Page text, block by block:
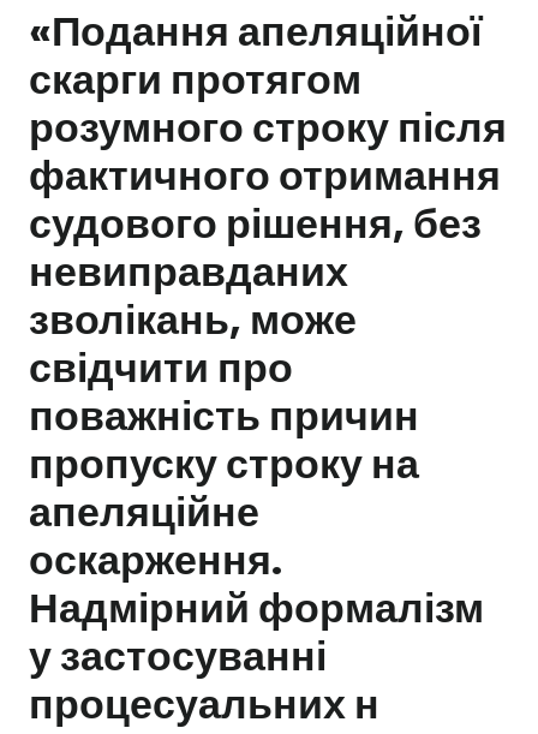
Новини
Залишити заявку
«Подання апеляційної
скарги протягом
розумного строку після
фактичного отримання
судового рішення, без
невиправданих
зволікань, може
свідчити про
поважність причин
пропуску строку на
апеляційне
оскарження.
Надмірний формалізм
у застосуванні
процесуальних н